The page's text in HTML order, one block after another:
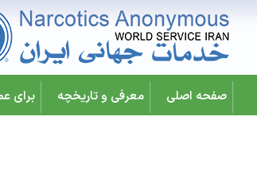
صفحه اصلی معرفی و تاریخچه برای